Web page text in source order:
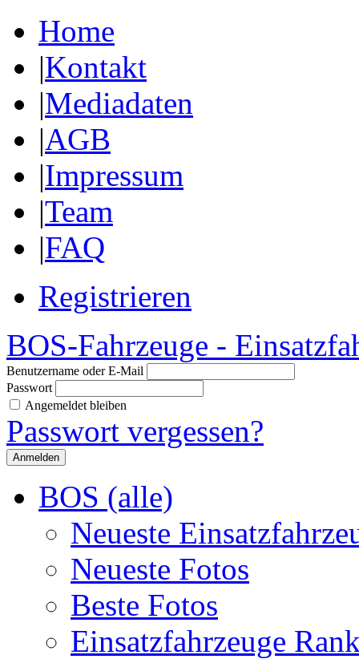
Home
|Kontakt
|Mediadaten
|AGB
|Impressum
|Team
|FAQ
Registrieren
BOS-Fahrzeuge -
Benutzername oder E-Mail
Passwort
Angemeldet bleiben
Passwort vergessen?
BOS (alle)
Neueste
Neueste Fotos
Beste Fotos
Einsatzfahrzeuge